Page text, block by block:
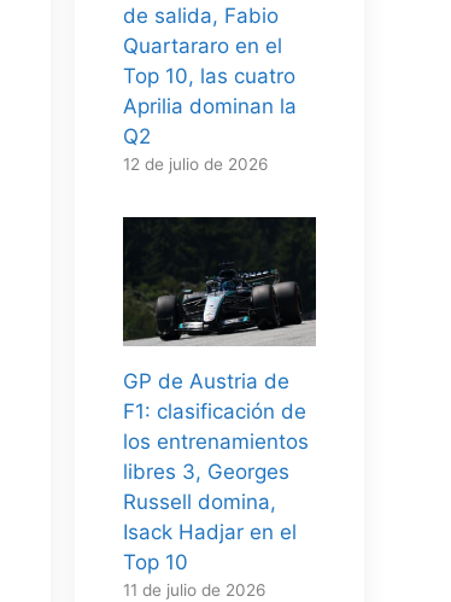
de salida, Fabio
Quartararo en el
Top 10, las cuatro
Aprilia dominan la
Q2
12 de julio de 2026
GP de Austria de
F1: clasificación de
los entrenamientos
libres 3, Georges
Russell domina,
Isack Hadjar en el
Top 10
11 de julio de 2026